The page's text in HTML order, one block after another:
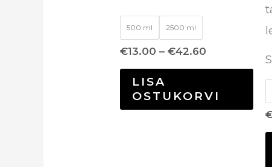
500 ml 2500 ml
€13.00 – €42.60
LISA
OSTUKORVI